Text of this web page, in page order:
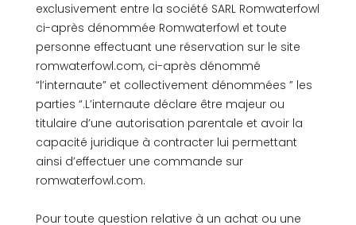
exclusivement entre la société SARL Romwaterfowl
ci-après dénommée Romwaterfowl et toute
personne effectuant une réservation sur le site
romwaterfowl.com, ci-après dénommé
“l’internaute” et collectivement dénommées ” les
parties “.L’internaute déclare être majeur ou
titulaire d’une autorisation parentale et avoir la
capacité juridique à contracter lui permettant
ainsi d’effectuer une commande sur
romwaterfowl.com.
Pour toute question relative à un achat ou une